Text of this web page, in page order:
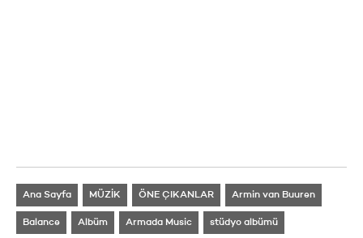
Ana Sayfa MÜZİK ÖNE ÇIKANLAR Armin van Buuren
Balance Albüm Armada Music stüdyo albümü